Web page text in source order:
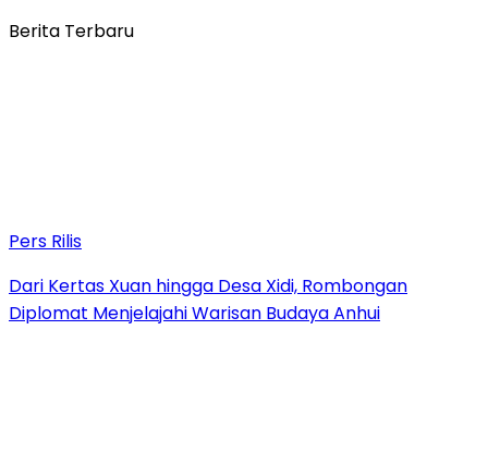
Berita Terbaru
Pers Rilis
Dari Kertas Xuan hingga Desa Xidi, Rombongan
Diplomat Menjelajahi Warisan Budaya Anhui